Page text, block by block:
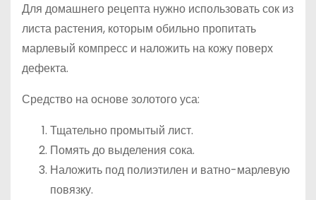
Для домашнего рецепта нужно использовать сок из
листа растения, которым обильно пропитать
марлевый компресс и наложить на кожу поверх
дефекта.
Средство на основе золотого уса:
Тщательно промытый лист.
Помять до выделения сока.
Наложить под полиэтилен и ватно-марлевую
повязку.